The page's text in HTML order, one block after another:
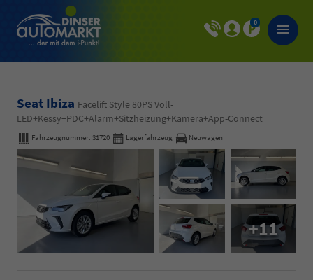
0
Seat Ibiza Facelift Style 80PS Voll-
LED+Kessy+PDC+Alarm+Sitzheizung+Kamera+App-Connect
Fahrzeugnummer: 31720 Lagerfahrzeug Neuwagen
+11